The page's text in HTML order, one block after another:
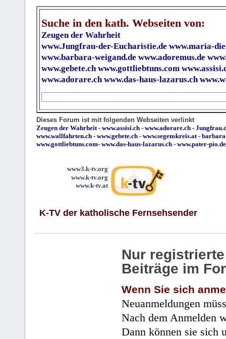
Suche in den kath. Webseiten von:
Zeugen der Wahrheit
www.Jungfrau-der-Eucharistie.de www.maria-
www.barbara-weigand.de www.adoremus.de
www.gebete.ch www.gottliebtuns.com
www.adorare.ch www.das-haus-lazarus.ch
Dieses Forum ist mit folgenden Webseiten verlinkt
Zeugen der Wahrheit- www.assisi.ch - www.adorare.ch -
www.wallfahrten.ch - www.gebete.ch - www.segenskreis.at-
www.gottliebtuns.com- www.das-haus-lazarus.ch - www.pater-pio.de
www3.k-tv.org
www.k-tv.org
www.k-tv.at
K-TV der katholische Fernsehsender
Nur
Beiträge im
Wenn Sie sich
Neuanmeldungen
Nach dem Anmelden
Dann können sie sich